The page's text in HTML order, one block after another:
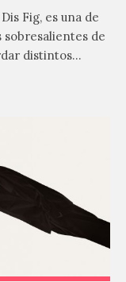
Fig, es una de
sobresalientes de
distintos